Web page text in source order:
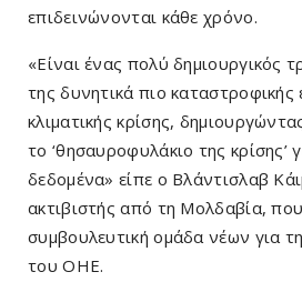
επιδεινώνονται κάθε χρόνο.
«Είναι ένας πολύ δημιουργικός
της δυνητικά πιο καταστροφικής
κλιματικής κρίσης,
το ‘θησαυροφυλάκιο της κρίσης’
δεδομένα» είπε ο Βλάντισλαβ
ακτιβιστής από τη Μολδαβία,
συμβουλευτική ομάδα νέων για
του OHE.